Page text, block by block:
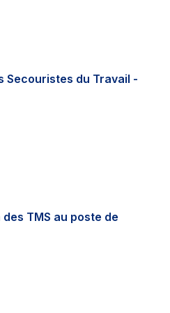
Secouristes du Travail -
TMS au poste de